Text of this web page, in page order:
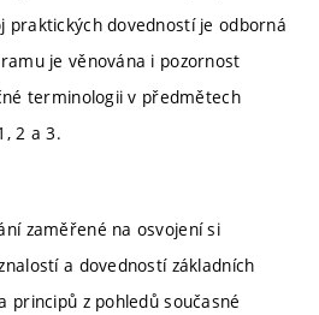
praktických dovedností je odborná
je věnována i pozornost
terminologii v předmětech
2 a 3.
zaměřené na osvojení si
a dovedností základních
principů z pohledů současné